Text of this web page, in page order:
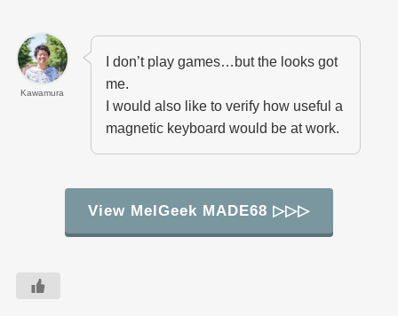
Kawamura
I don’t play games…but the looks got
me.
I would also like to verify how useful a
magnetic keyboard would be at work.
View MelGeek MADE68 ▷▷▷